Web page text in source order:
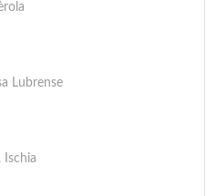
Lubrense
Ischia